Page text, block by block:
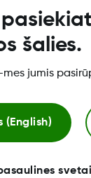
šalies.
jumis
(English)